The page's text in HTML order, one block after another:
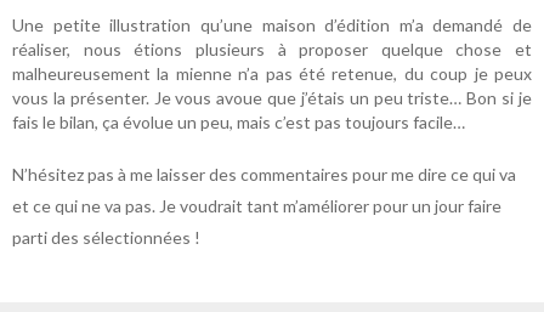
Une petite illustration qu’une maison d’édition m’a demandé de
réaliser, nous étions plusieurs à proposer quelque chose et
malheureusement la mienne n’a pas été retenue, du coup je peux
vous la présenter. Je vous avoue que j’étais un peu triste… Bon si je
fais le bilan, ça évolue un peu, mais c’est pas toujours facile…
N’hésitez pas à me laisser des commentaires pour me dire ce qui va
et ce qui ne va pas. Je voudrait tant m’améliorer pour un jour faire
parti des sélectionnées !